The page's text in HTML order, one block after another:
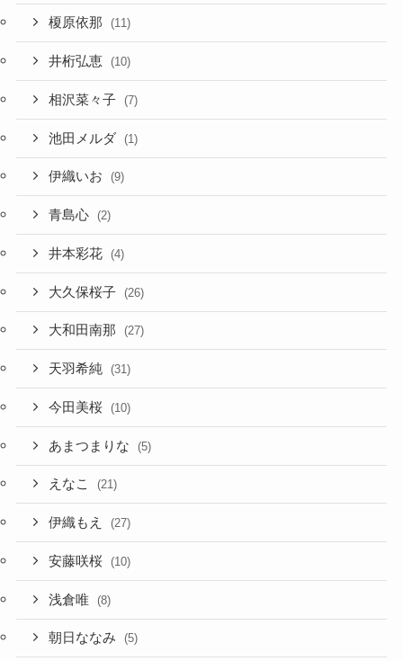
榎原依那 (11)
井桁弘恵 (10)
相沢菜々子 (7)
池田メルダ (1)
伊織いお (9)
青島心 (2)
井本彩花 (4)
大久保桜子 (26)
大和田南那 (27)
天羽希純 (31)
今田美桜 (10)
あまつまりな (5)
えなこ (21)
伊織もえ (27)
安藤咲桜 (10)
浅倉唯 (8)
朝日ななみ (5)